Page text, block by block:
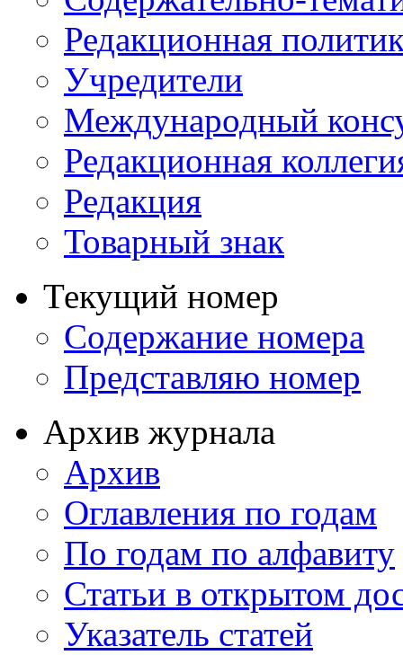
Редакционная
Учредители
Международный
Редакционная
Редакция
Товарный знак
Текущий номер
Содержание номера
Представляю номер
Архив журнала
Архив
Оглавления по годам
По годам по алфавиту
Статьи в открытом
Указатель статей